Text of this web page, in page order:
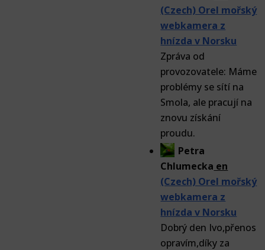
(Czech) Orel mořský
webkamera z
hnízda v Norsku
Zpráva od
provozovatele: Máme
problémy se sítí na
Smola, ale pracují na
znovu získání
proudu.
Petra
Chlumecka en
(Czech) Orel mořský
webkamera z
hnízda v Norsku
Dobrý den Ivo,přenos
opravím,díky za